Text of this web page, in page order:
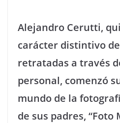
Alejandro Cerutti,
carácter distintivo
retratadas a través
personal, comenzó
mundo de la
de sus padres, “Foto